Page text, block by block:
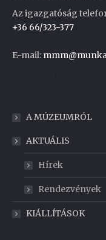
Az igazgatóság
+36 66/323-377
E-mail:
A MÚZEUMRÓL
AKTUÁLIS
Hírek
Rendezvények
KIÁLLÍTÁSOK